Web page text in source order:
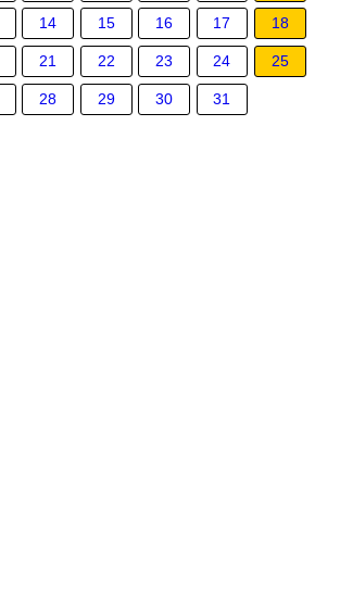
14 15 16 17 18
21 22 23 24 25
28 29 30 31